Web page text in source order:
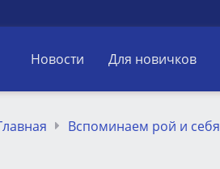
Новости Для новичков
Вспоминаем рой и себя